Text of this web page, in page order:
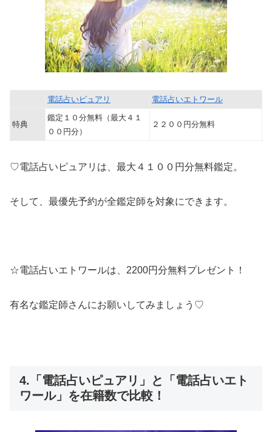
電話占いピュアリ 電話占いエトワール
特典
鑑定１０分無料（最大４１
００円分）
２２００円分無料
♡電話占いピュアリは、最大４１００円分無料鑑定。
そして、最優先予約が全鑑定師を対象にできます。
☆電話占いエトワールは、2200円分無料プレゼント！
有名な鑑定師さんにお願いしてみましょう♡
4.「電話占いピュアリ」と「電話占いエト
ワール」を在籍数で比較！